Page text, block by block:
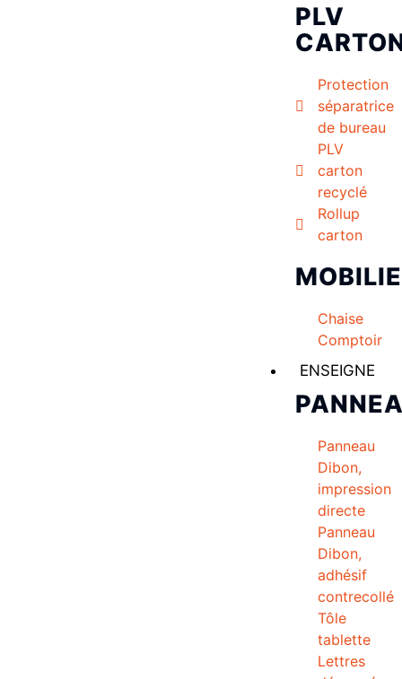
PLV
Protection
séparatrice
de bureau
PLV
carton
recyclé
Rollup
carton
Chaise
Comptoir
ENSEIGNE
Panneau
Dibon,
impression
directe
Panneau
Dibon,
adhésif
contrecollé
Tôle
tablette
Lettres